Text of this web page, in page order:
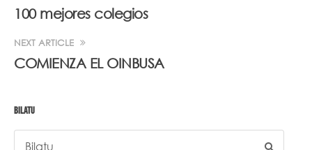
100 mejores colegios
NEXT ARTICLE
COMIENZA EL OINBUSA
BILATU